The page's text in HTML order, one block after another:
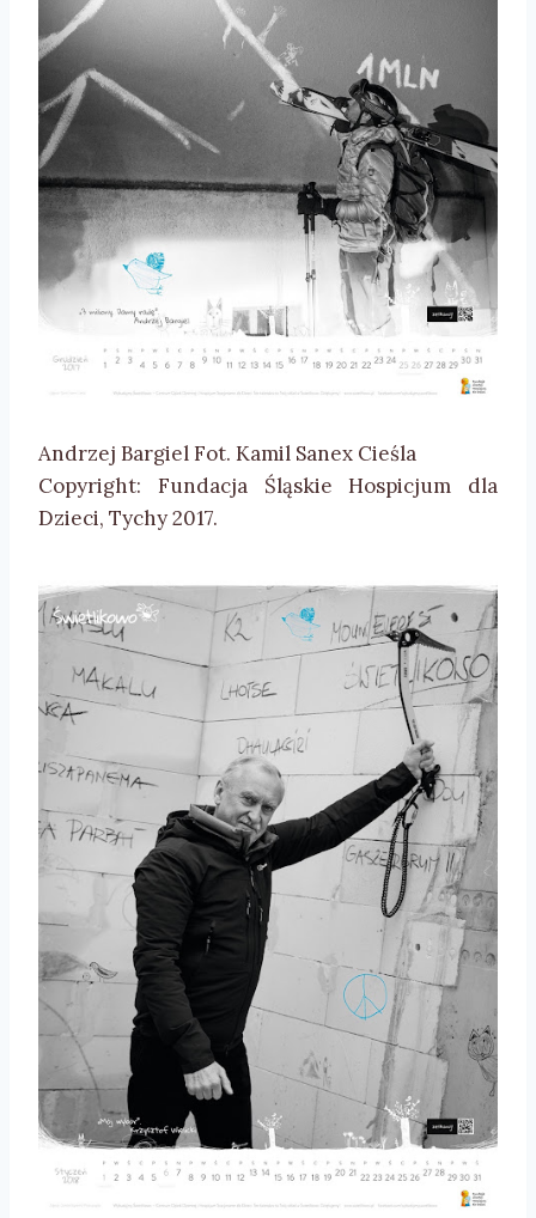
Andrzej Bargiel Fot. Kamil Sanex Cieśla
Copyright: Fundacja Śląskie Hospicjum dla
Dzieci, Tychy 2017.